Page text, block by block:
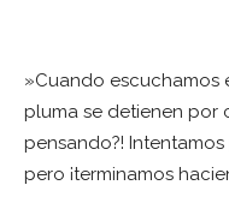
»Cuando escuchamos
pluma se detienen por
pensando?!
pero ¡terminamos